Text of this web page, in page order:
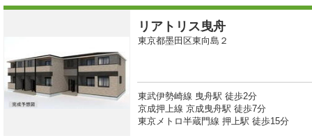
リアトリス曳舟
東京都墨田区東向島２
東武伊勢崎線 曳舟駅 徒歩2分
京成押上線 京成曳舟駅 徒歩7分
東京メトロ半蔵門線 押上駅 徒歩15分